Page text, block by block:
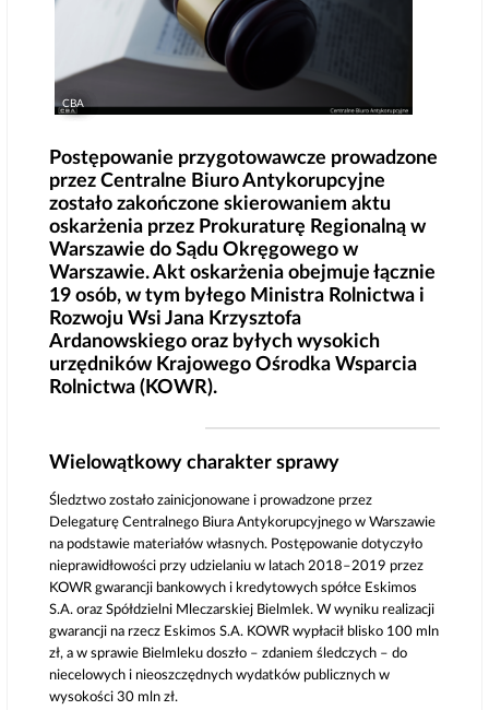
CBA
Postępowanie przygotowawcze prowadzone
przez Centralne Biuro Antykorupcyjne
zostało zakończone skierowaniem aktu
oskarżenia przez Prokuraturę Regionalną w
Warszawie do Sądu Okręgowego w
Warszawie. Akt oskarżenia obejmuje łącznie
19 osób, w tym byłego Ministra Rolnictwa i
Rozwoju Wsi Jana Krzysztofa
Ardanowskiego oraz byłych wysokich
urzędników Krajowego Ośrodka Wsparcia
Rolnictwa (KOWR).
Wielowątkowy charakter sprawy
Śledztwo zostało zainicjonowane i prowadzone przez
Delegaturę Centralnego Biura Antykorupcyjnego w Warszawie
na podstawie materiałów własnych. Postępowanie dotyczyło
nieprawidłowości przy udzielaniu w latach 2018–2019 przez
KOWR gwarancji bankowych i kredytowych spółce Eskimos
S.A. oraz Spółdzielni Mleczarskiej Bielmlek. W wyniku realizacji
gwarancji na rzecz Eskimos S.A. KOWR wypłacił blisko 100 mln
zł, a w sprawie Bielmleku doszło – zdaniem śledczych – do
niecelowych i nieoszczędnych wydatków publicznych w
wysokości 30 mln zł.